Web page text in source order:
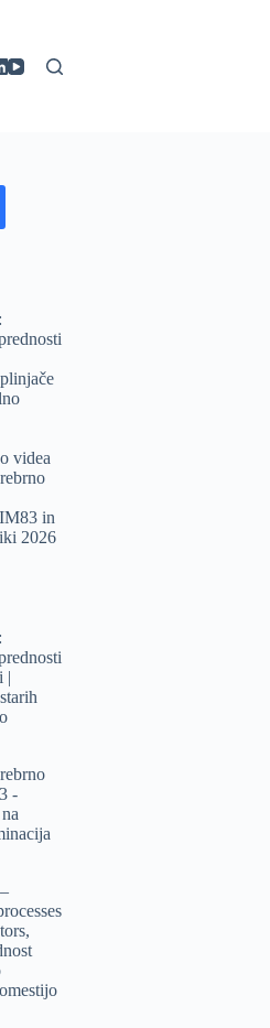
videa
in
2026
|
-